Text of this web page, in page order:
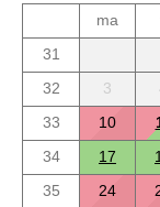
ma
31
32
3
33
10
34
17
35
24